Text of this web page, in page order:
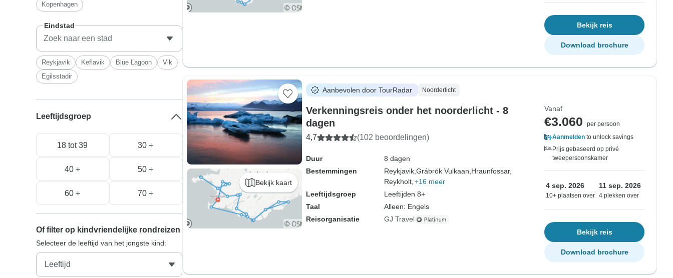
Bekijk reis
Download brochure
Bekijk kaart
Aanbevolen door TourRadar Noorderlicht
Verkenningsreis onder het noorderlicht - 8
dagen
4,7 (102 beoordelingen)
Duur
8 dagen
Bestemmingen
Reykjavik, Grábrók Vulkaan, Hraunfossar,
Reykholt, +16 meer
Leeftijdsgroep
Leeftijden 8+
Taal
Alleen: Engels
Reisorganisatie
GJ Travel
Vanaf
€3.060
per persoon
Aanmelden to unlock savings
Prijs gebaseerd op privé
tweepersoonskamer
4 sep. 2026
10+ plaatsen over
11 sep. 2026
4 plekken over
Bekijk reis
Download brochure
Kopenhagen
Eindstad
Reykjavik Keflavik Blue Lagoon
Vik
Egilsstadir
Leeftijdsgroep
18 tot 39 30 +
40 + 50 +
60 + 70 +
Of filter op kindvriendelijke rondreizen
Selecteer de leeftijd van het jongste kind: